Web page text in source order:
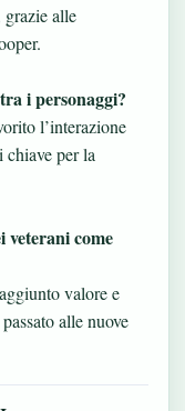
alle
i personaggi?
l’interazione
chiave per la
come
valore e
alle nuove